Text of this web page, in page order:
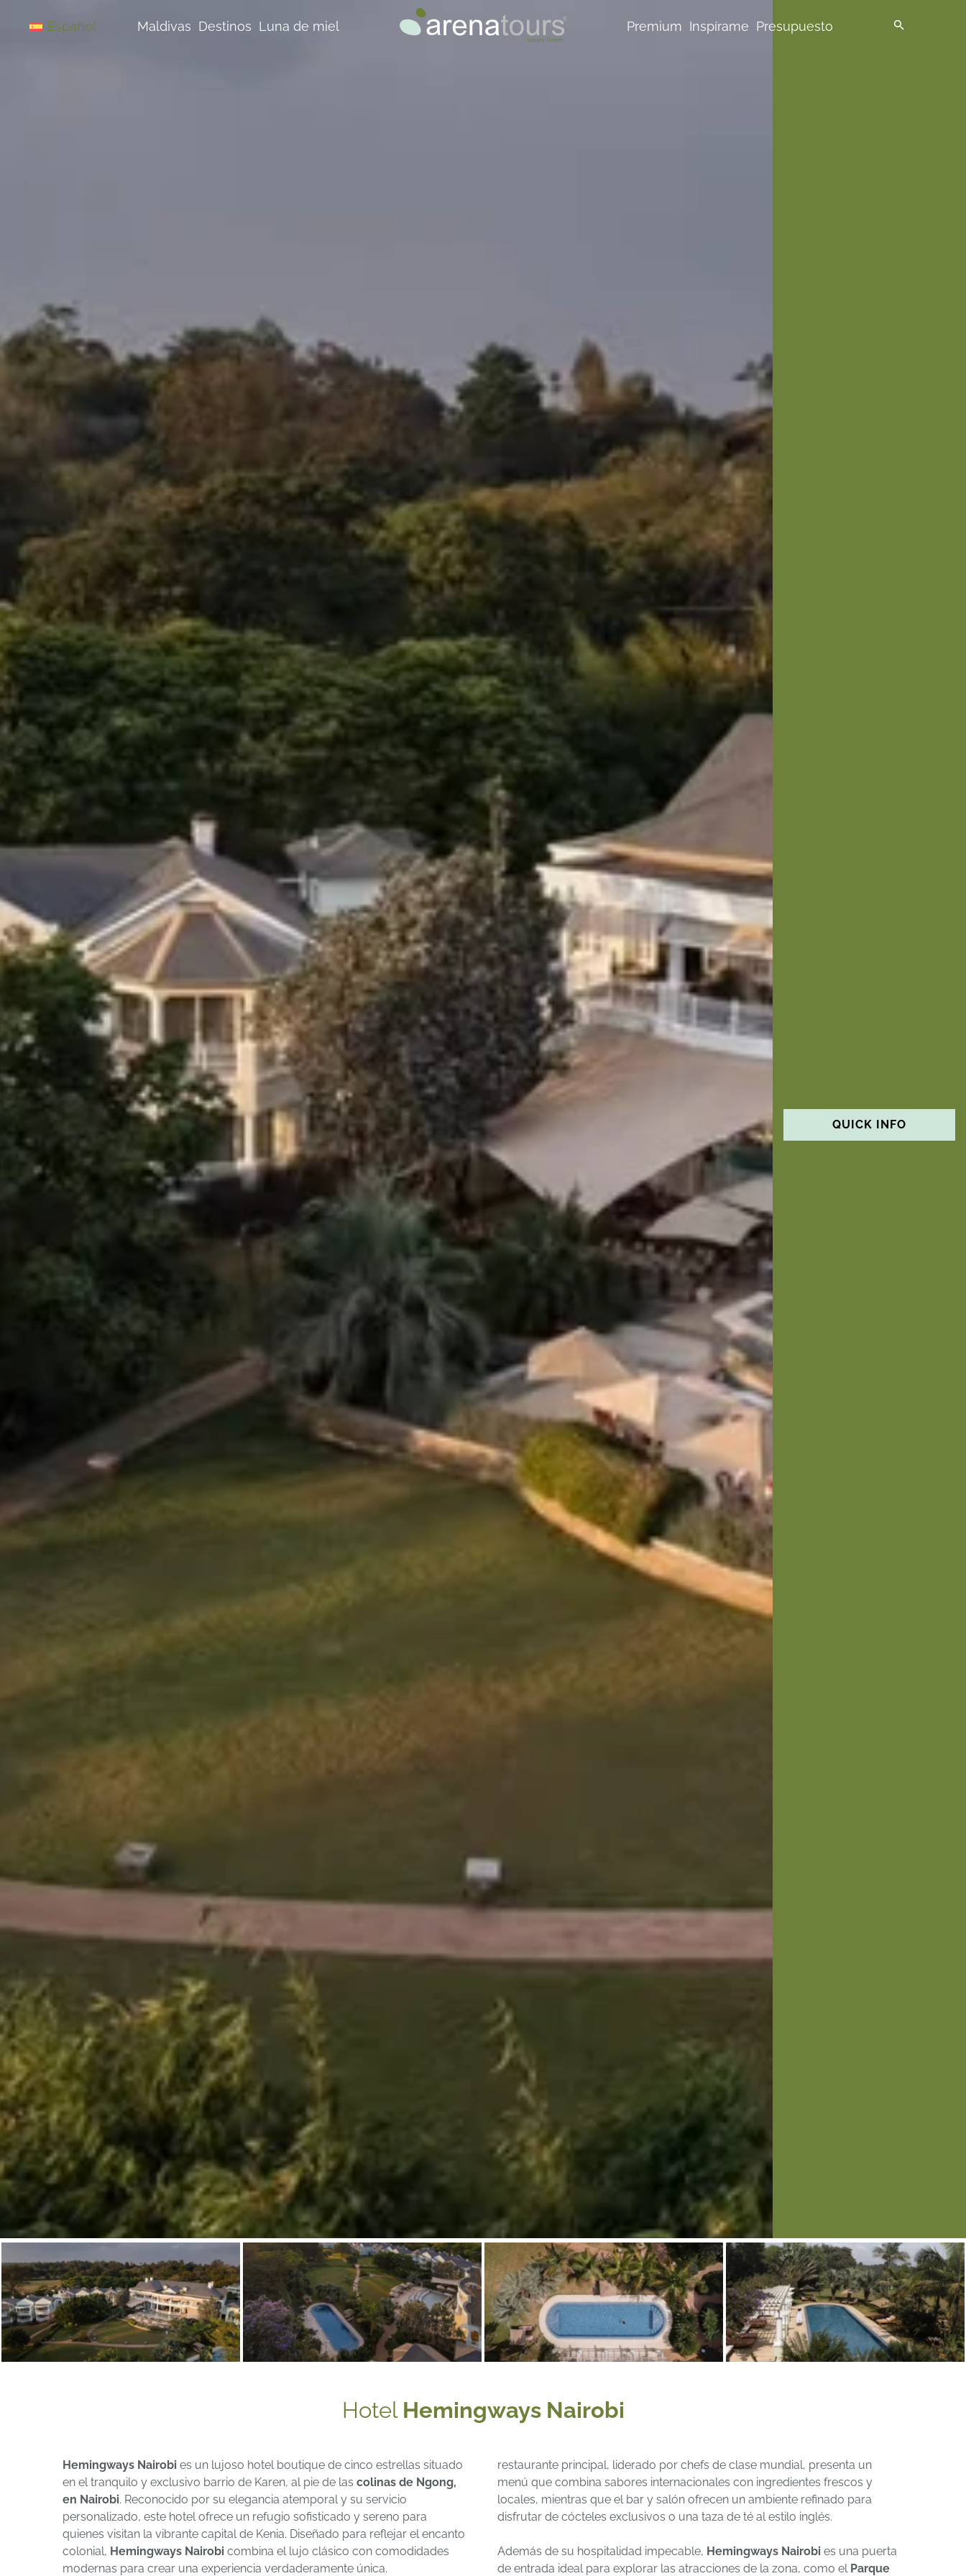
Español Maldivas Destinos Luna de miel Premium Inspírame Presupuesto
QUICK INFO
Hotel Hemingways Nairobi
Hemingways Nairobi es un lujoso hotel boutique de cinco estrellas situado
en el tranquilo y exclusivo barrio de Karen, al pie de las colinas de Ngong,
en Nairobi. Reconocido por su elegancia atemporal y su servicio
personalizado, este hotel ofrece un refugio sofisticado y sereno para
quienes visitan la vibrante capital de Kenia. Diseñado para reflejar el encanto
colonial, Hemingways Nairobi combina el lujo clásico con comodidades
modernas para crear una experiencia verdaderamente única.
restaurante principal, liderado por chefs de clase mundial, presenta un
menú que combina sabores internacionales con ingredientes frescos y
locales, mientras que el bar y salón ofrecen un ambiente refinado para
disfrutar de cócteles exclusivos o una taza de té al estilo inglés.
Además de su hospitalidad impecable, Hemingways Nairobi es una puerta
de entrada ideal para explorar las atracciones de la zona, como el Parque